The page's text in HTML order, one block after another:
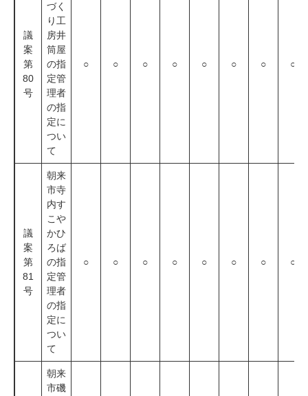
議
案
第
80
号
づく
り工
房井
筒屋
の指
定管
理者
の指
定に
つい
て
○ ○ ○ ○ ○ ○ ○ ○
議
案
第
81
号
朝来
市寺
内す
こや
かひ
ろば
の指
定管
理者
の指
定に
つい
て
○ ○ ○ ○ ○ ○ ○ ○
朝来
市磯